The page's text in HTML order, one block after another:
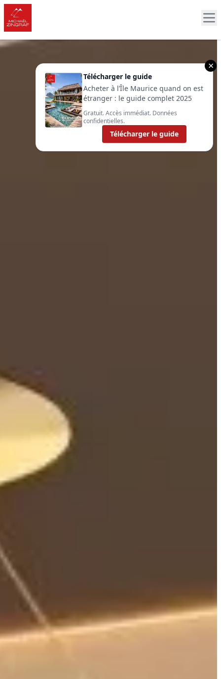
×
Télécharger le guide
Acheter à l’Île Maurice quand on est
étranger : le guide complet 2025
Gratuit. Accès immédiat. Données
confidentielles.
Télécharger le guide